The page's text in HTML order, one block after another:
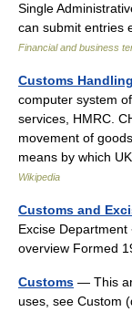
Single
can submit entries
Financial and business
Customs
computer system
services, HMRC.
movement of
means by which
Wikipedia
Customs and
Excise
overview Formed
Customs — This
uses, see Custom